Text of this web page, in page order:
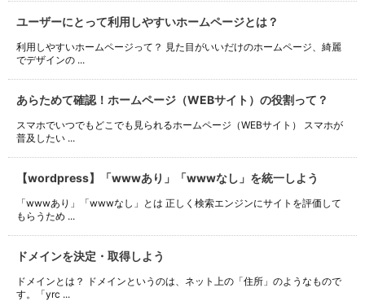
ユーザーにとって利用しやすいホームページとは？
利用しやすいホームページって？ 見た目がいいだけのホームページ、綺麗
でデザインの ...
あらためて確認！ホームページ（WEBサイト）の役割って？
スマホでいつでもどこでも見られるホームページ（WEBサイト） スマホが
普及したい ...
【wordpress】「wwwあり」「wwwなし」を統一しよう
「wwwあり」「wwwなし」とは 正しく検索エンジンにサイトを評価して
もらうため ...
ドメインを決定・取得しよう
ドメインとは？ ドメインというのは、ネット上の「住所」のようなもので
す。「yrc ...